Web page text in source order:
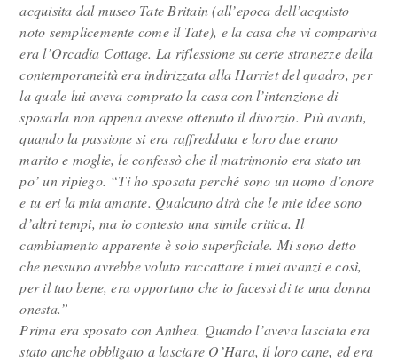
acquisita dal museo Tate Britain (all’epoca dell’acquisto
noto semplicemente come il Tate), e la casa che vi compariva
era l’Orcadia Cottage. La riflessione su certe stranezze della
contemporaneità era indirizzata alla Harriet del quadro, per
la quale lui aveva comprato la casa con l’intenzione di
sposarla non appena avesse ottenuto il divorzio. Più avanti,
quando la passione si era raffreddata e loro due erano
marito e moglie, le confessò che il matrimonio era stato un
po’ un ripiego. “Ti ho sposata perché sono un uomo d’onore
e tu eri la mia amante. Qualcuno dirà che le mie idee sono
d’altri tempi, ma io contesto una simile critica. Il
cambiamento apparente è solo superficiale. Mi sono detto
che nessuno avrebbe voluto raccattare i miei avanzi e così,
per il tuo bene, era opportuno che io facessi di te una donna
onesta.”
Prima era sposato con Anthea. Quando l’aveva lasciata era
stato anche obbligato a lasciare O’Hara, il loro cane, ed era